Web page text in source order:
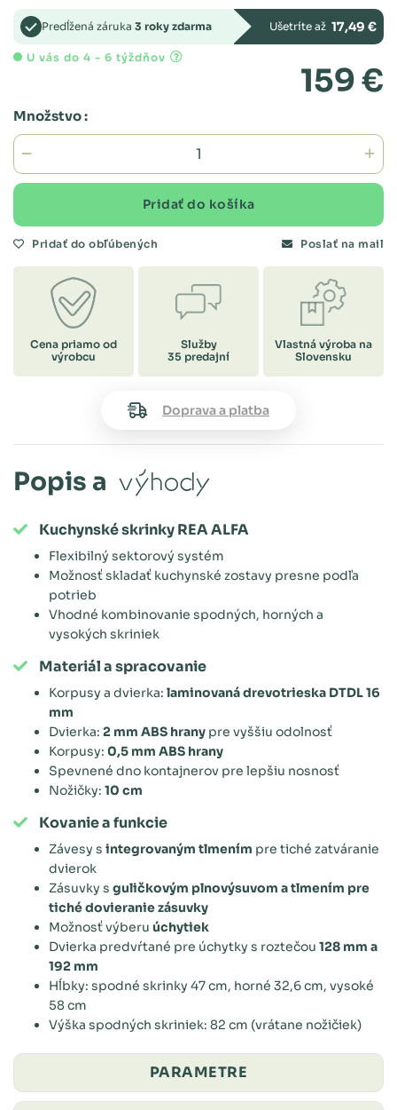
Predĺžená záruka 3 roky zdarma Ušetríte až 17,49 €
U vás do 4 - 6 týždňov
159 €
Množstvo :
Pridať do košíka
Pridať do obľúbených Poslať na mail
Cena priamo od
výrobcu
Služby
35 predajní
Vlastná výroba na
Slovensku
Doprava a platba
Popis a výhody
Kuchynské skrinky REA ALFA
Flexibilný sektorový systém
Možnosť skladať kuchynské zostavy presne podľa
potrieb
Vhodné kombinovanie spodných, horných a
vysokých skriniek
Materiál a spracovanie
Korpusy a dvierka: laminovaná drevotrieska DTDL 16
mm
Dvierka: 2 mm ABS hrany pre vyššiu odolnosť
Korpusy: 0,5 mm ABS hrany
Spevnené dno kontajnerov pre lepšiu nosnosť
Nožičky: 10 cm
Kovanie a funkcie
Závesy s integrovaným tlmením pre tiché zatváranie
dvierok
Zásuvky s guličkovým plnovýsuvom a tlmením pre
tiché dovieranie zásuvky
Možnosť výberu úchytiek
Dvierka predvŕtané pre úchytky s roztečou 128 mm a
192 mm
Hĺbky: spodné skrinky 47 cm, horné 32,6 cm, vysoké
58 cm
Výška spodných skriniek: 82 cm (vrátane nožičiek)
PARAMETRE